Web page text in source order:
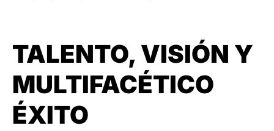
TALENTO, VISIÓN Y
MULTIFACÉTICO
ÉXITO